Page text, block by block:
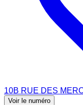
10B RUE DES
Voir le numéro